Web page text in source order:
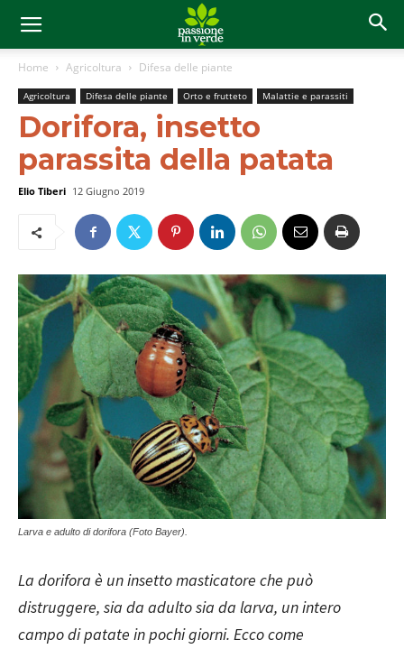
Home Agricoltura Difesa delle piante
Agricoltura Difesa delle piante Orto e frutteto Malattie e parassiti
Dorifora, insetto
parassita della patata
Elio Tiberi 12 Giugno 2019
Larva e adulto di dorifora (Foto Bayer).
La dorifora è un insetto masticatore che può
distruggere, sia da adulto sia da larva, un intero
campo di patate in pochi giorni. Ecco come